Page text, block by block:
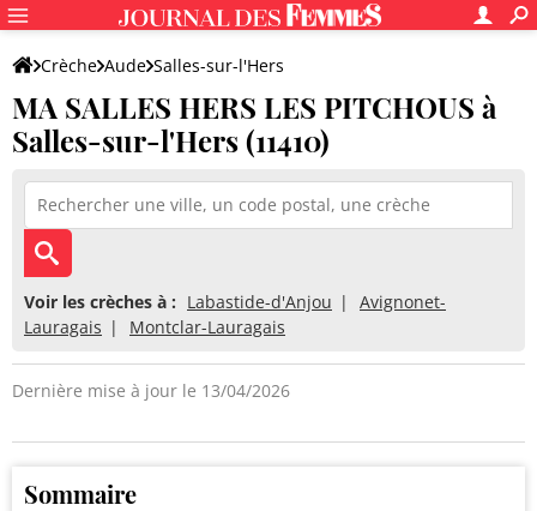
Crèche Aude Salles-sur-l'Hers
MA SALLES HERS LES PITCHOUS
MA SALLES HERS LES PITCHOUS à
Salles-sur-l'Hers (11410)
Voir les crèches à : Labastide-d'Anjou
Avignonet-
Lauragais
Montclar-Lauragais
Dernière mise à jour le 13/04/2026
Sommaire